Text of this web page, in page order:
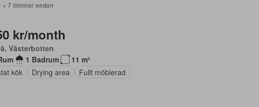
+ 7 timmar sedan
kr/month
Västerbotten
1 Badrum
11 m²
kök
Drying area Fullt möblerad